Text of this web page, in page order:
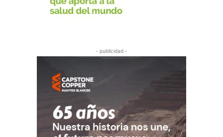
- publicidad -